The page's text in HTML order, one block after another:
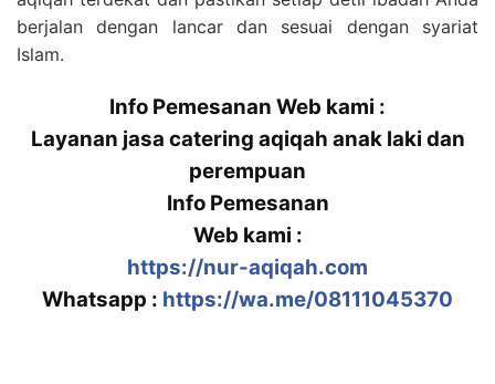
berjalan dengan lancar dan sesuai dengan syariat
Islam.
Info Pemesanan Web kami :
Layanan jasa catering aqiqah anak laki dan
perempuan
Info Pemesanan
Web kami :
https://nur-aqiqah.com
Whatsapp : https://wa.me/08111045370